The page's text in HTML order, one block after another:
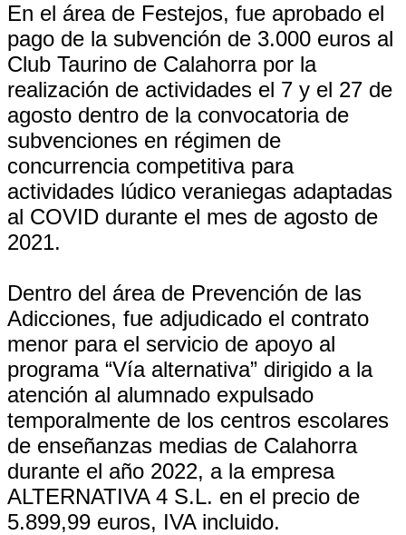
En el área de Festejos, fue aprobado el
pago de la subvención de 3.000 euros al
Club Taurino de Calahorra por la
realización de actividades el 7 y el 27 de
agosto dentro de la convocatoria de
subvenciones en régimen de
concurrencia competitiva para
actividades lúdico veraniegas adaptadas
al COVID durante el mes de agosto de
2021.
Dentro del área de Prevención de las
Adicciones, fue adjudicado el contrato
menor para el servicio de apoyo al
programa “Vía alternativa” dirigido a la
atención al alumnado expulsado
temporalmente de los centros escolares
de enseñanzas medias de Calahorra
durante el año 2022, a la empresa
ALTERNATIVA 4 S.L. en el precio de
5.899,99 euros, IVA incluido.